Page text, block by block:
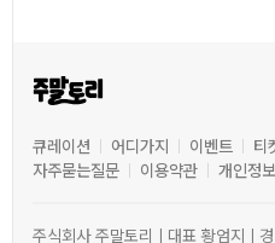
큐레이션 어디가지 이벤트 티
자주묻는질문
이용약관 개인정
주식회사 주말토리ㅣ대표 황엄지ㅣ